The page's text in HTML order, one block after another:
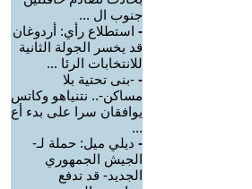
جنوب ال ...
- استطلاع رأي: أردوغان
قد يخسر الجولة الثانية
للانتخابات الرئا ...
- -بنى تحتية بلا
مساكن-.. نتنياهو وكاتس
يوافقان سرا على بدء أع
...
- ديلي ميل: حملة لـ-
الجيش الجمهوري
الجديد- قد تدفع